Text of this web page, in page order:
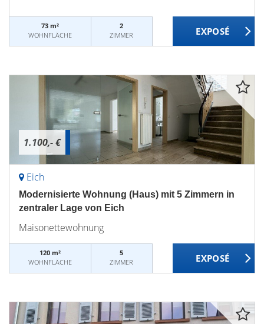
73 m²
WOHNFLÄCHE
2
ZIMMER
1.100,- €
Eich
Modernisierte Wohnung (Haus) mit 5 Zimmern in
zentraler Lage von Eich
Maisonettewohnung
120 m²
WOHNFLÄCHE
5
ZIMMER